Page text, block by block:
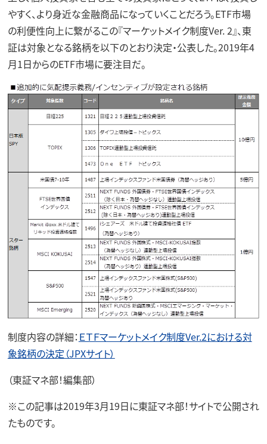
やすく、より身近な金融商品になっていくことだろう。ETF市場
の利便性向上に繋がるこの『マーケットメイク制度Ver. 2』、東
証は対象となる銘柄を以下のとおり決定・公表した。2019年4
月1日からのETF市場に要注目だ。
制度内容の詳細： ＥＴＦマーケットメイク制度Ver.2における対
象銘柄の決定（JPXサイト）
（東証マネ部！編集部）
※この記事は2019年3月19日に東証マネ部！サイトで公開され
たものです。